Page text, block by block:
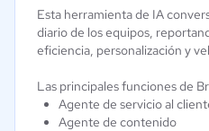
Esta herramienta de IA
diario de los equipos,
eficiencia, personalización y
Las principales funciones de
Agente de servicio al
Agente de contenido